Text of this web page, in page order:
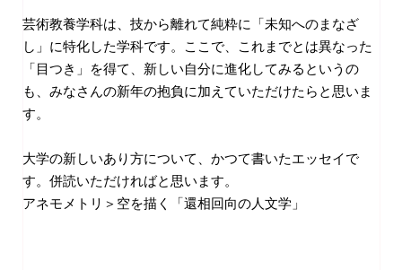
芸術教養学科は、技から離れて純粋に「未知へのまなざ
し」に特化した学科です。ここで、これまでとは異なった
「目つき」を得て、新しい自分に進化してみるというの
も、みなさんの新年の抱負に加えていただけたらと思いま
す。
大学の新しいあり方について、かつて書いたエッセイで
す。併読いただければと思います。
アネモメトリ＞空を描く「還相回向の人文学」